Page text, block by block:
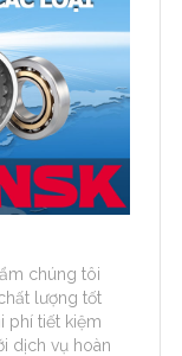
chúng tôi
lượng tốt
phí tiết kiệm
dịch vụ hoàn